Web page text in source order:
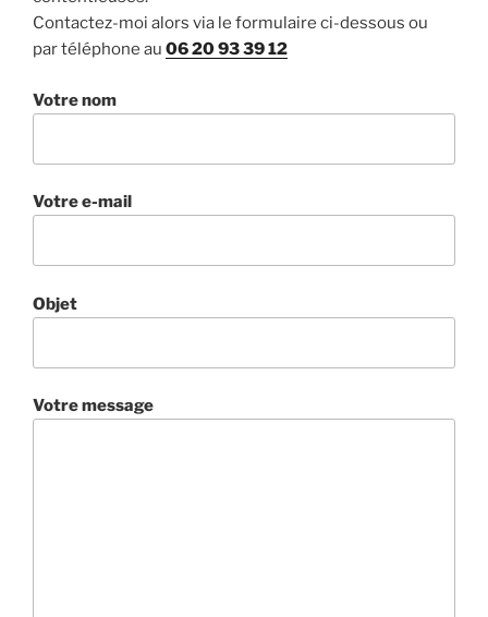
Contactez-moi alors via le formulaire ci-dessous ou
par téléphone au 06 20 93 39 12
Votre nom
Votre e-mail
Objet
Votre message